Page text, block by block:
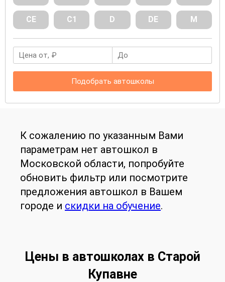
СE С1 D DE М
Подобрать автошколы
К сожалению по указанным Вами
параметрам нет автошкол в
Московской области, попробуйте
обновить фильтр или посмотрите
предложения автошкол в Вашем
городе и скидки на обучение.
Цены в автошколах в Старой
Купавне